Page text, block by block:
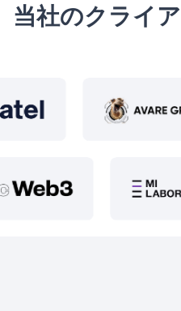
当社のクライ